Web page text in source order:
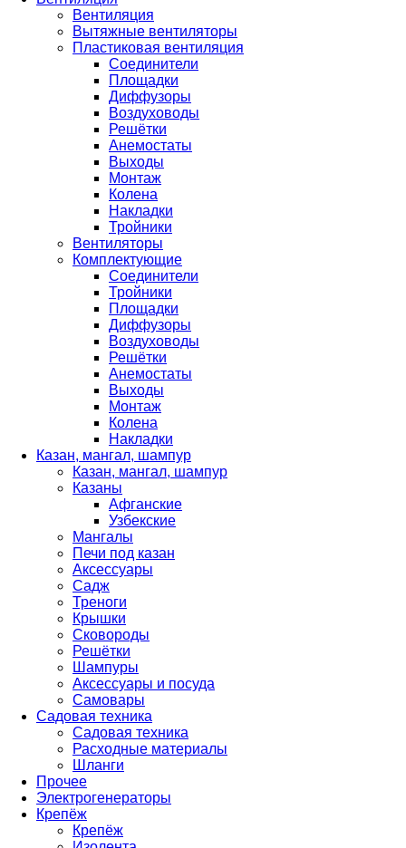
Вентиляция
Вытяжные вентиляторы
Пластиковая вентиляция
Соединители
Площадки
Диффузоры
Воздуховоды
Решётки
Анемостаты
Выходы
Монтаж
Колена
Накладки
Тройники
Вентиляторы
Комплектующие
Соединители
Тройники
Площадки
Диффузоры
Воздуховоды
Решётки
Анемостаты
Выходы
Монтаж
Колена
Накладки
Казан, мангал, шампур
Казан, мангал, шампур
Казаны
Афганские
Узбекские
Мангалы
Печи под казан
Аксессуары
Садж
Треноги
Крышки
Сковороды
Решётки
Шампуры
Аксессуары и посуда
Самовары
Садовая техника
Садовая техника
Расходные материалы
Шланги
Прочее
Электрогенераторы
Крепёж
Крепёж